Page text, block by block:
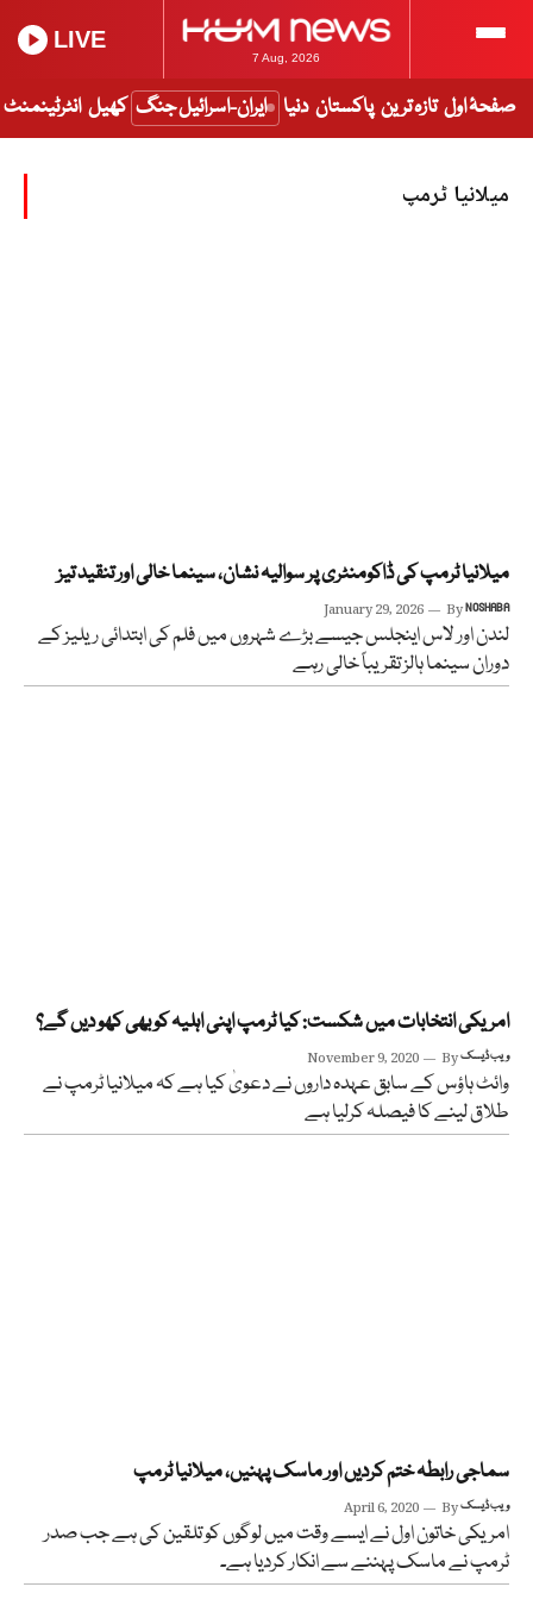
7 Aug, 2026
LIVE
صفحۂ اول تازہ ترین پاکستان دنیا ایران-اسرائیل جنگ کھیل انٹرٹینمنٹ
میلانیا ٹرمپ
میلانیا ٹرمپ کی ڈاکومنٹری پر سوالیہ نشان، سینما خالی اور تنقید تیز
January 29, 2026 ByNOSHABA
لندن اور لاس اینجلس جیسے بڑے شہروں میں فلم کی ابتدائی ریلیز کے
دوران سینما ہالز تقریباً خالی رہے
امریکی انتخابات میں شکست: کیا ٹرمپ اپنی اہلیہ کو بھی کھو دیں گے؟
November 9, 2020 Byویب ڈیسک
وائٹ ہاؤس کے سابق عہدہ داروں نے دعویٰ کیا ہے کہ میلانیا ٹرمپ نے
طلاق لینے کا فیصلہ کرلیا ہے
سماجی رابطہ ختم کردیں اور ماسک پہنیں، میلانیا ٹرمپ
April 6, 2020 Byویب ڈیسک
امریکی خاتون اول نے ایسے وقت میں لوگوں کو تلقین کی ہے جب صدر
ٹرمپ نے ماسک پہننے سے انکار کردیا ہے۔